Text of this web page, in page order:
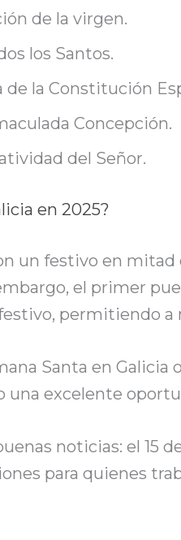
de la virgen.
los Santos.
la Constitución
Concepción.
del Señor.
en 2025?
un festivo en
el primer
permitiendo
Santa en Galicia
una excelente
noticias: el 15
para quienes